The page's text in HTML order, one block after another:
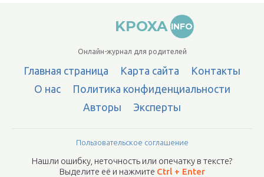
KPOXA INFO
Онлайн-журнал для родителей
Главная страница Карта сайта
Контакты
О нас
Политика конфиденциальности
Авторы
Эксперты
Пользовательское соглашение
Нашли ошибку, неточность или опечатку в тексте?
Выделите её и нажмите Ctrl + Enter